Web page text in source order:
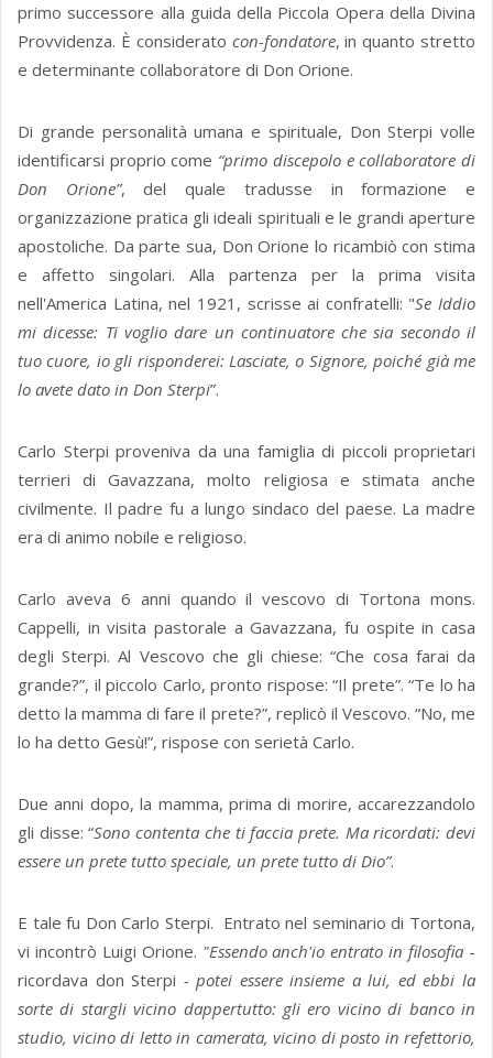
primo successore alla guida della Piccola Opera della Divina
Provvidenza. È considerato con-fondatore, in quanto stretto
e determinante collaboratore di Don Orione.
Di grande personalità umana e spirituale, Don Sterpi volle
identificarsi proprio come “primo discepolo e collaboratore di
Don Orione”, del quale tradusse in formazione e
organizzazione pratica gli ideali spirituali e le grandi aperture
apostoliche. Da parte sua, Don Orione lo ricambiò con stima
e affetto singolari. Alla partenza per la prima visita
nell'America Latina, nel 1921, scrisse ai confratelli: "Se Iddio
mi dicesse: Ti voglio dare un continuatore che sia secondo il
tuo cuore, io gli risponderei: Lasciate, o Signore, poiché già me
lo avete dato in Don Sterpi”.
Carlo Sterpi proveniva da una famiglia di piccoli proprietari
terrieri di Gavazzana, molto religiosa e stimata anche
civilmente. Il padre fu a lungo sindaco del paese. La madre
era di animo nobile e religioso.
Carlo aveva 6 anni quando il vescovo di Tortona mons.
Cappelli, in visita pastorale a Gavazzana, fu ospite in casa
degli Sterpi. Al Vescovo che gli chiese: “Che cosa farai da
grande?”, il piccolo Carlo, pronto rispose: “Il prete”. “Te lo ha
detto la mamma di fare il prete?”, replicò il Vescovo. “No, me
lo ha detto Gesù!”, rispose con serietà Carlo.
Due anni dopo, la mamma, prima di morire, accarezzandolo
gli disse: “Sono contenta che ti faccia prete. Ma ricordati: devi
essere un prete tutto speciale, un prete tutto di Dio”.
E tale fu Don Carlo Sterpi. Entrato nel seminario di Tortona,
vi incontrò Luigi Orione. "Essendo anch'io entrato in filosofia -
ricordava don Sterpi - potei essere insieme a lui, ed ebbi la
sorte di stargli vicino dappertutto: gli ero vicino di banco in
studio, vicino di letto in camerata, vicino di posto in refettorio,